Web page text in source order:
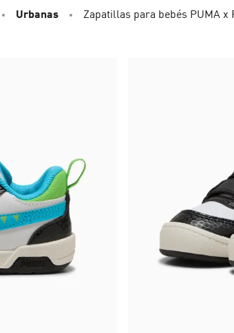
Urbanas Zapatillas para bebés PUMA x